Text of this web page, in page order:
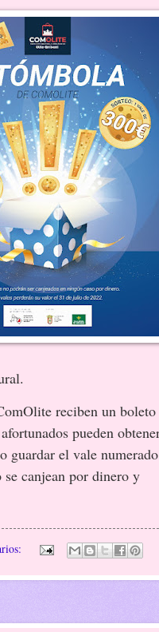
reciben un boleto
pueden
guardar el vale numerado
canjean por dinero y